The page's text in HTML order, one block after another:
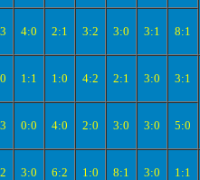
4:0 2:1 3:2 3:0 3:1 8:1
1:1 1:0 4:2 2:1 3:0
3:1
0:0 4:0 2:0 3:0 3:0 5:0
3:0 6:2 1:0 8:1 3:0
1:1